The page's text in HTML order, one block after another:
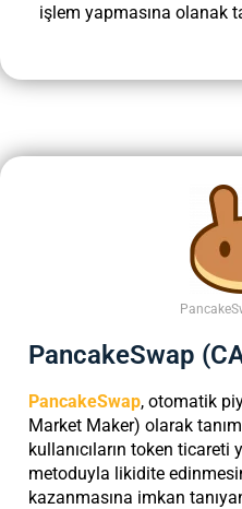
işlem yapmasına olanak
PancakeSwap
PancakeSwap, otomatik
Market Maker) olarak
kullanıcıların token ticareti
metoduyla likidite
kazanmasına imkan